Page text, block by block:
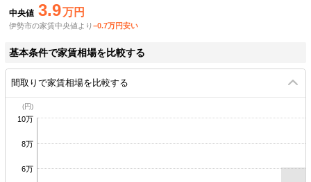
中央値 3.9万円
伊勢市の家賃中央値より −0.7万円安い
基本条件で家賃相場を比較する
間取りで家賃相場を比較する
10万
8万
6万